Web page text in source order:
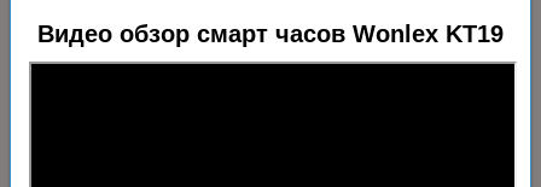
Видео обзор смарт часов Wonlex KT19